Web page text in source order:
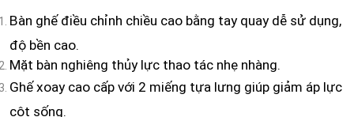
Bàn ghế điều chỉnh chiều cao bằng tay quay dễ sử dụng,
độ bền cao.
Mặt bàn nghiêng thủy lực thao tác nhẹ nhàng.
Ghế xoay cao cấp với 2 miếng tựa lưng giúp giảm áp lực
cột sống.